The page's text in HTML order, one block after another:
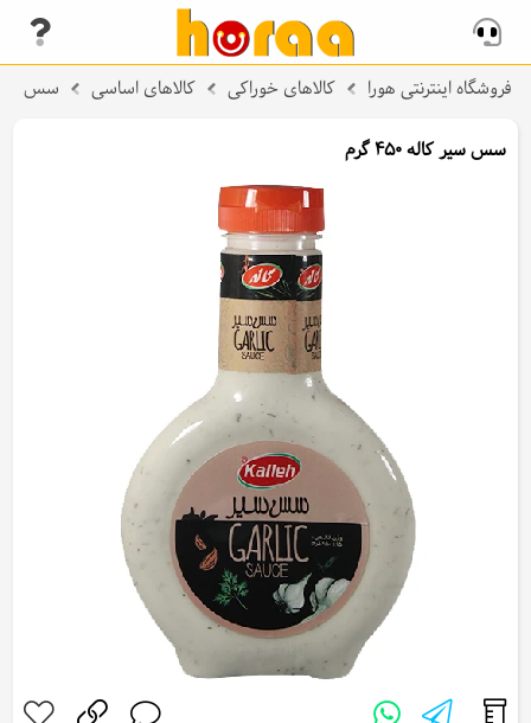
فروشگاه اینترنتی هورا کالاهای خوراکی کالاهای اساسی سس
سس سیر کاله 450 گرم